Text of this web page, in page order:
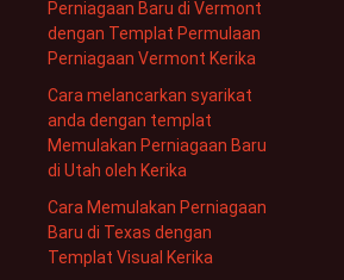
Perniagaan Baru di Vermont
dengan Templat Permulaan
Perniagaan Vermont Kerika
Cara melancarkan syarikat
anda dengan templat
Memulakan Perniagaan Baru
di Utah oleh Kerika
Cara Memulakan Perniagaan
Baru di Texas dengan
Templat Visual Kerika